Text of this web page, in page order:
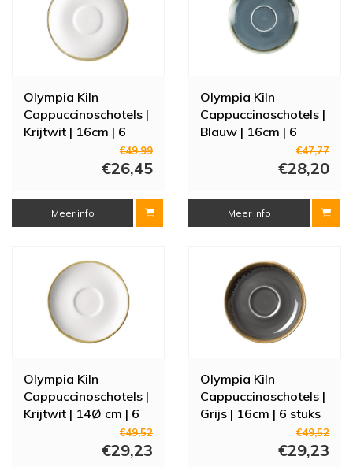
Olympia Kiln
Cappuccinoschotels |
Krijtwit | 16cm | 6
€49,99
€26,45
Meer info
Olympia Kiln
Cappuccinoschotels |
Blauw | 16cm | 6
€47,77
€28,20
Meer info
Olympia Kiln
Cappuccinoschotels |
Krijtwit | 14Ø cm | 6
€49,52
€29,23
Olympia Kiln
Cappuccinoschotels |
Grijs | 16cm | 6 stuks
€49,52
€29,23